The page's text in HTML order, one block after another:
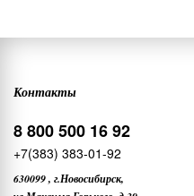
Контакты
8 800 500 16 92
+7(383) 383-01-92
630099, г.Новосибирск,